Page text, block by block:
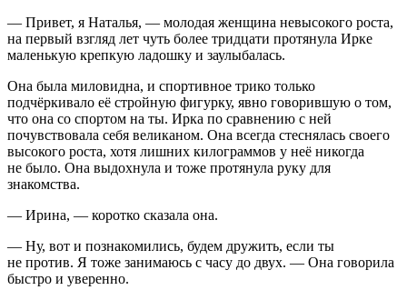
— Привет, я Наталья, — молодая женщина невысокого роста,
на первый взгляд лет чуть более тридцати протянула Ирке
маленькую крепкую ладошку и заулыбалась.
Она была миловидна, и спортивное трико только
подчёркивало её стройную фигурку, явно говорившую о том,
что она со спортом на ты. Ирка по сравнению с ней
почувствовала себя великаном. Она всегда стеснялась своего
высокого роста, хотя лишних килограммов у неё никогда
не было. Она выдохнула и тоже протянула руку для
знакомства.
— Ирина, — коротко сказала она.
— Ну, вот и познакомились, будем дружить, если ты
не против. Я тоже занимаюсь с часу до двух. — Она говорила
быстро и уверенно.